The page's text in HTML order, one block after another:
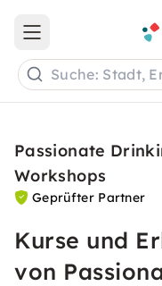
Open main menu
Suche: Stadt,
Passionate
Workshops
Geprüfter Partner
Kurse und
von